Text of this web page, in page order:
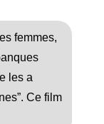
femmes,
les a
Ce film